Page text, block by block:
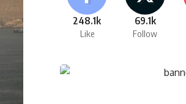
248.1k
Like
69.1k
Follow